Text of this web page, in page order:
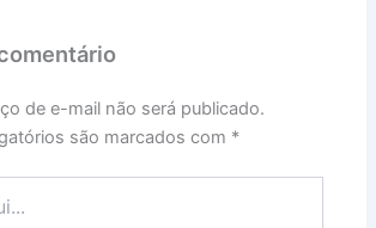
de e-mail não será publicado.
são marcados com *